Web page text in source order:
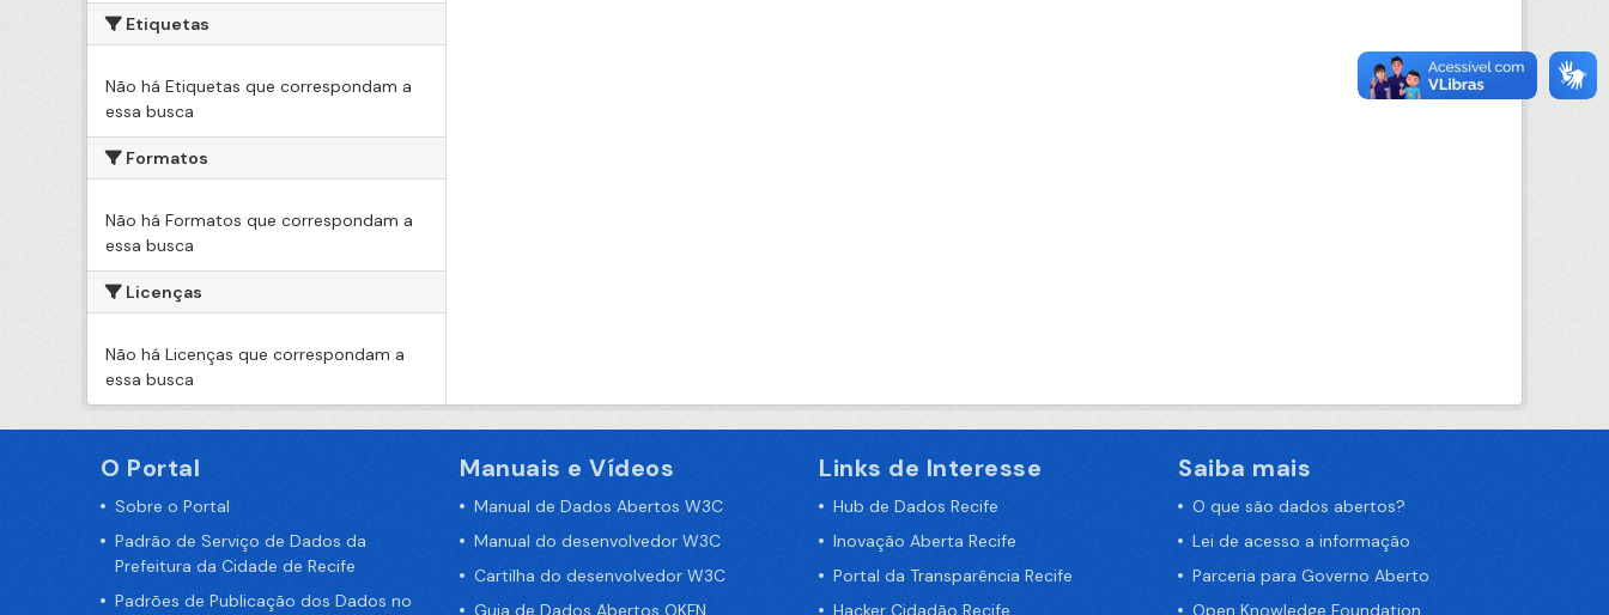
Etiquetas
Não há Etiquetas que correspondam a
essa busca
Formatos
Não há Formatos que correspondam a
essa busca
Licenças
Não há Licenças que correspondam a
essa busca
O Portal
Sobre o Portal
Padrão de Serviço de Dados da
Prefeitura da Cidade de Recife
Padrões de Publicação dos Dados no
Manuais e Vídeos
Manual de Dados Abertos W3C
Manual do desenvolvedor W3C
Cartilha do desenvolvedor W3C
Guia de Dados Abertos OKFN
Links de Interesse
Hub de Dados Recife
Inovação Aberta Recife
Portal da Transparência Recife
Hacker Cidadão Recife
Saiba mais
O que são dados abertos?
Lei de acesso a informação
Parceria para Governo Aberto
Open Knowledge Foundation